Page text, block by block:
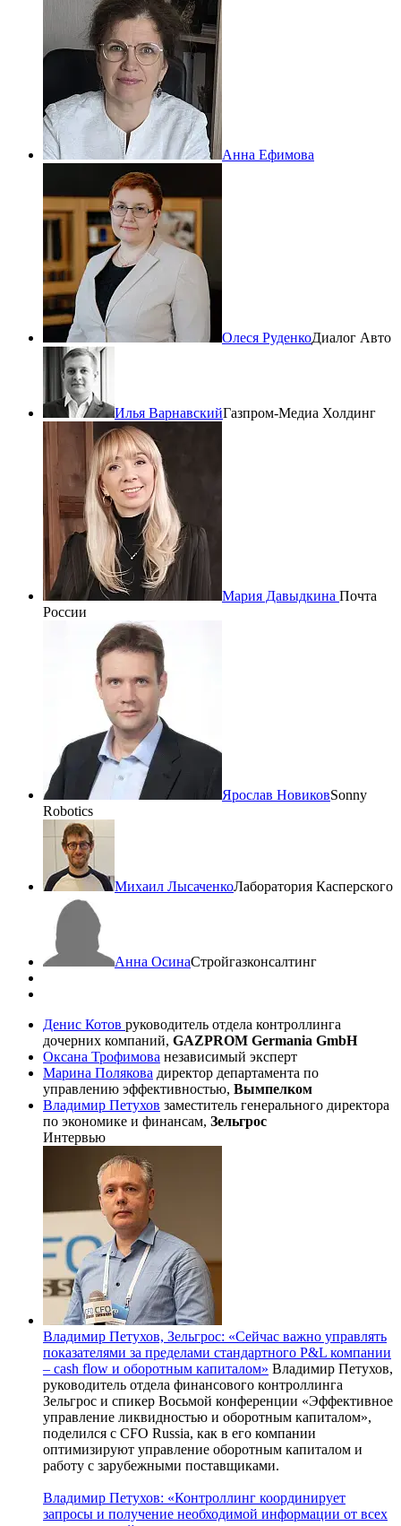
Анна Ефимова
Олеся РуденкоДиалог Авто
Илья ВарнавскийГазпром-Медиа Холдинг
Мария Давыдкина Почта
России
Ярослав НовиковSonny
Robotics
Михаил ЛысаченкоЛаборатория Касперского
Анна ОсинаСтройгазконсалтинг
Денис Котов руководитель отдела контроллинга
дочерних компаний, GAZPROM Germania GmbH
Оксана Трофимова независимый эксперт
Марина Полякова директор департамента по
управлению эффективностью, Вымпелком
Владимир Петухов заместитель генерального директора
по экономике и финансам, Зельгрос
Интервью
Владимир Петухов, Зельгрос: «Сейчас важно управлять
показателями за пределами стандартного P&L компании
– cash flow и оборотным капиталом» Владимир Петухов,
руководитель отдела финансового контроллинга
Зельгрос и спикер Восьмой конференции «Эффективное
управление ликвидностью и оборотным капиталом»,
поделился с CFO Russia, как в его компании
оптимизируют управление оборотным капиталом и
работу с зарубежными поставщиками.
Владимир Петухов: «Контроллинг координирует
запросы и получение необходимой информации от всех